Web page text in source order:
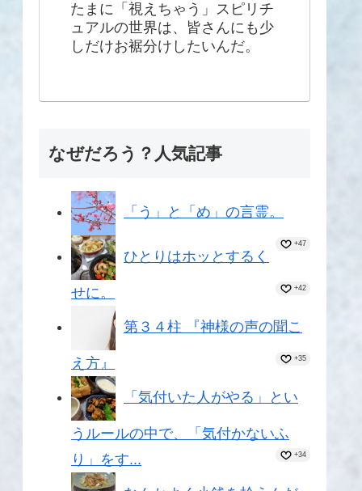
たまに「視えちゃう」スピリチ
ュアルの世界は、皆さんにも少
しだけお裾分けしたいんだ。
なぜだろう？人気記事
「う」と「め」の言霊。
+47
ひとりはホッとするく
せに。 +42
第３４柱 『神様の声の聞こ
え方』 +35
「気付いた人がやる」とい
うルールの中で、「気付かないふ
り」をす...
+34